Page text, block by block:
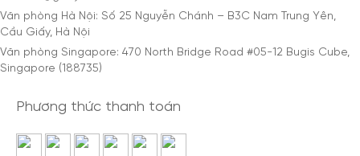
Văn phòng Hà Nội: Số 25 Nguyễn Chánh – B3C Nam Trung Yên,
Cầu Giấy, Hà Nội
Văn phòng Singapore: 470 North Bridge Road #05-12 Bugis Cube,
Singapore (188735)
Phương thức thanh toán